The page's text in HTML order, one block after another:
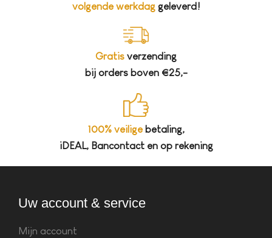
volgende werkdaggeleverd!
Gratis verzending
bij orders boven €25,-
100% veiligebetaling,
iDEAL, Bancontact en op rekening
Uw account & service
Mijn account